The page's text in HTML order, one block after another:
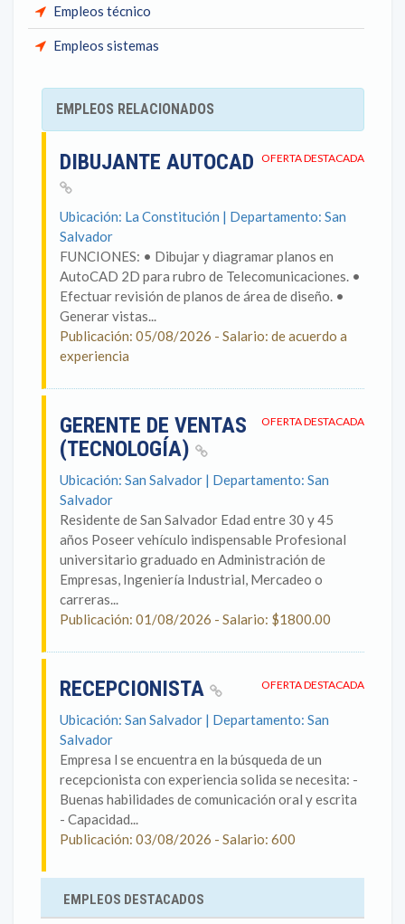
Empleos técnico
Empleos sistemas
EMPLEOS RELACIONADOS
OFERTA DESTACADA
DIBUJANTE AUTOCAD
Ubicación: La Constitución | Departamento: San
Salvador
FUNCIONES: • Dibujar y diagramar planos en
AutoCAD 2D para rubro de Telecomunicaciones. •
Efectuar revisión de planos de área de diseño. •
Generar vistas...
Publicación: 05/08/2026 - Salario: de acuerdo a
experiencia
OFERTA DESTACADA
GERENTE DE VENTAS
(TECNOLOGÍA)
Ubicación: San Salvador | Departamento: San
Salvador
Residente de San Salvador Edad entre 30 y 45
años Poseer vehículo indispensable Profesional
universitario graduado en Administración de
Empresas, Ingeniería Industrial, Mercadeo o
carreras...
Publicación: 01/08/2026 - Salario: $1800.00
OFERTA DESTACADA
RECEPCIONISTA
Ubicación: San Salvador | Departamento: San
Salvador
Empresa l se encuentra en la búsqueda de un
recepcionista con experiencia solida se necesita: -
Buenas habilidades de comunicación oral y escrita
- Capacidad...
Publicación: 03/08/2026 - Salario: 600
EMPLEOS DESTACADOS